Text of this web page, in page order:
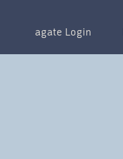
agate Login